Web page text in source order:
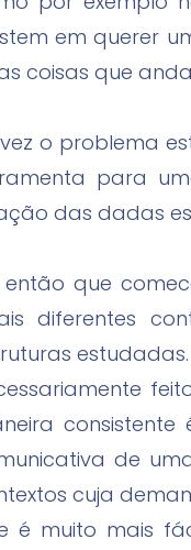
em querer
coisas que
o problema
para
das dadas
então que
diferentes
de
cuja
é muito mais